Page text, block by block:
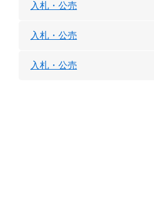
入札・公売
入札・公売
入札・公売